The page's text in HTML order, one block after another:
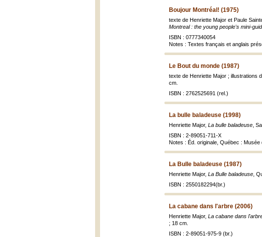
Boujour Montréal! (1975)
texte de Henriette Major et Paule
Montreal : the young people's mini-
ISBN : 0777340054
Notes : Textes français et anglais
Le Bout du monde (1987)
texte de Henriette Major ; illustrations
cm.
ISBN : 2762525691 (rel.)
La bulle baladeuse (1998)
Henriette Major, La bulle baladeuse ,
ISBN : 2-89051-711-X
Notes : Éd. originale, Québec :
La Bulle baladeuse (1987)
Henriette Major, La Bulle baladeuse ,
ISBN : 2550182294(br.)
La cabane dans l'arbre (2006)
Henriette Major, La cabane dans
; 18 cm.
ISBN : 2-89051-975-9 (br.)